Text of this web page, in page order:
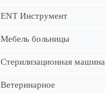
ENT Инструмент
Мебель больницы
Стерилизационная машина
Ветеринарное